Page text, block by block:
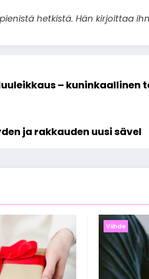
hetkistä. Hän kirjoittaa
–
ja rakkauden uusi sävel
Viihde